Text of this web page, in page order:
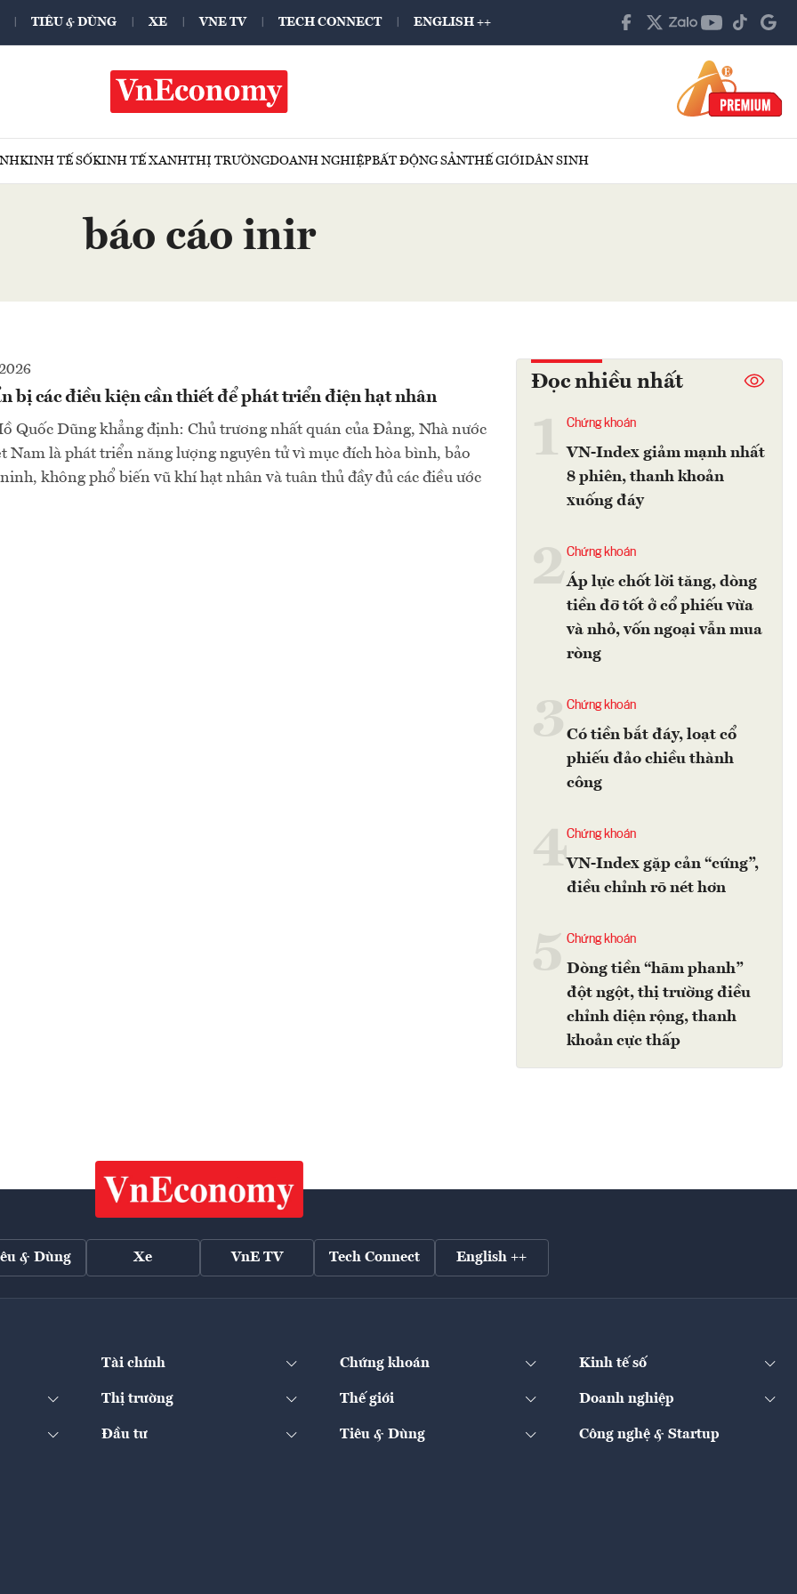
TIÊU & DÙNG XE VNE TV TECH CONNECT ENGLISH ++
KINH TẾ SỐKINH TẾ XANHTHỊ TRƯỜNGDOANH NGHIỆPBẤT ĐỘNG SẢNTHẾ GIỚIDÂN SINH
báo cáo inir
bị các điều kiện cần thiết để phát triển điện hạt nhân
Quốc Dũng khẳng định: Chủ trương nhất quán của Đảng, Nhà nước
Nam là phát triển năng lượng nguyên tử vì mục đích hòa bình, bảo
không phổ biến vũ khí hạt nhân và tuân thủ đầy đủ các điều ước
Đọc nhiều nhất
Chứng khoán
VN-Index giảm mạnh nhất
8 phiên, thanh khoản
xuống đáy
2Chứng khoán
Áp lực chốt lời tăng, dòng
tiền đỡ tốt ở cổ phiếu vừa
và nhỏ, vốn ngoại vẫn mua
ròng
Chứng khoán
Có tiền bắt đáy, loạt cổ
phiếu đảo chiều thành
công
4Chứng khoán
VN-Index gặp cản “cứng”,
điều chỉnh rõ nét hơn
Chứng khoán
Dòng tiền “hãm phanh”
đột ngột, thị trường điều
chỉnh diện rộng, thanh
khoản cực thấp
& Dùng Xe VnE TV Tech Connect English ++
Tài chính Chứng khoán Kinh tế số
Thị trường Thế giới Doanh nghiệp
Đầu tư Tiêu & Dùng Công nghệ & Startup